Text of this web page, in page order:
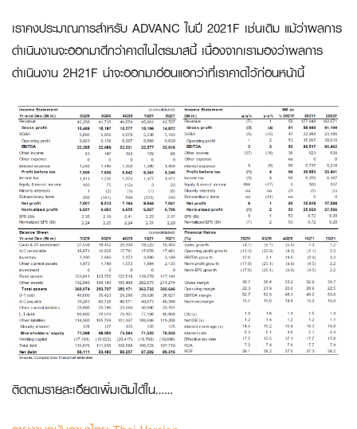
เราคงประมาณการสำหรับ ADVANC ในปี 2021F เช่นเดิม แม้ว่าผลการ
ดำเนินงานจะออกมาดีกว่าคาดในไตรมาสนี้ เนื่องจากเรามองว่าผลการ
ดำเนินงาน 2H21F น่าจะออกมาอ่อนแอกว่าที่เราคาดไว้ก่อนหน้านี้
ติดตามรายละเอียดเพิ่มเติมได้ใน……